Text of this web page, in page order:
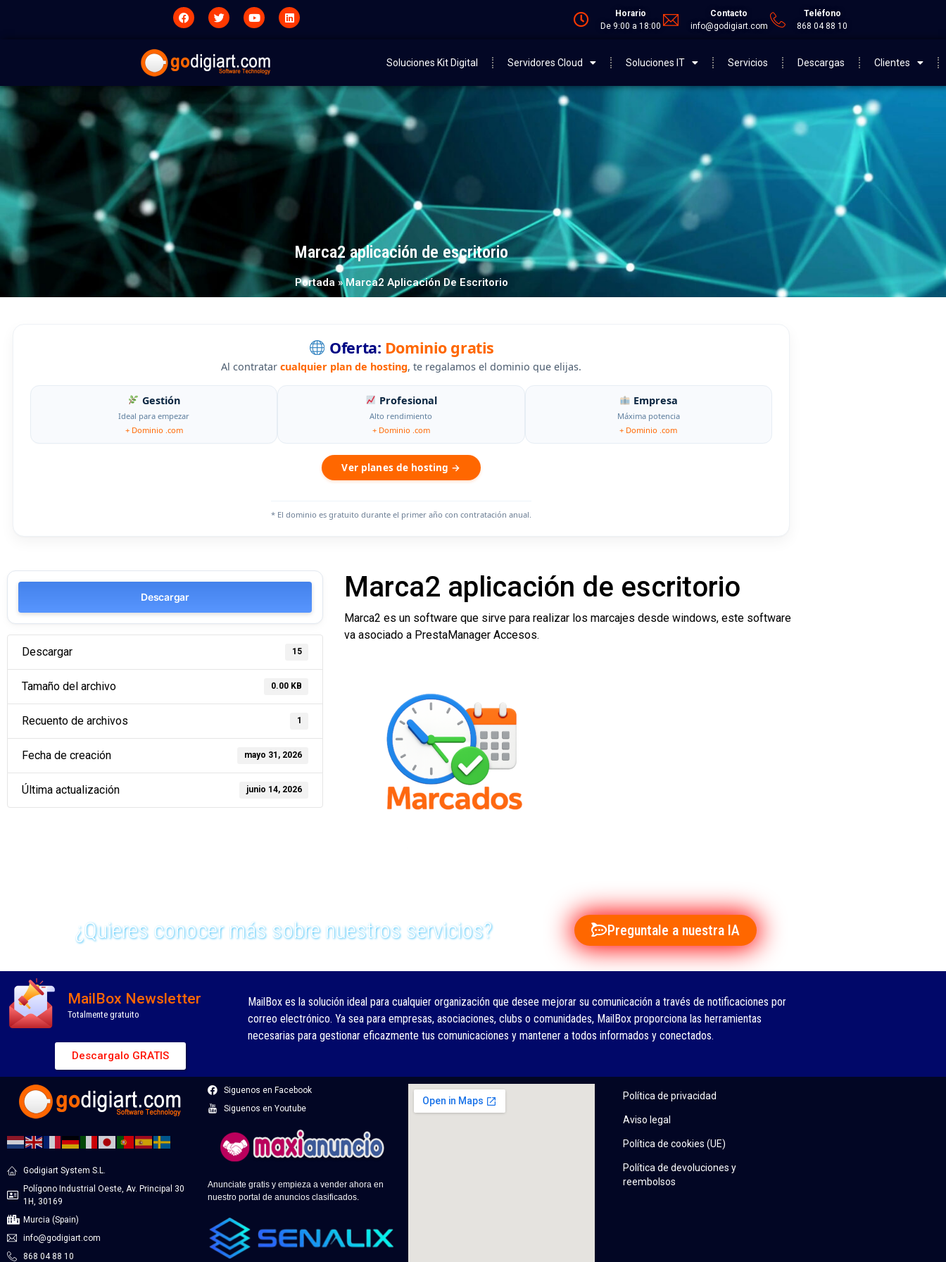
Horario
De 9:00 a 18:00
Contacto
info@godigiart.com
Teléfono
868 04 88 10
Soluciones Kit Digital Servidores Cloud Soluciones IT Servicios Descargas Clientes
Marca2 aplicación de escritorio
Portada»Marca2 Aplicación De Escritorio
Oferta: Dominio gratis
Al contratar cualquier plan de hosting, te regalamos el dominio que elijas.
Gestión
Ideal para empezar
+ Dominio .com
Profesional
Alto rendimiento
+ Dominio .com
Empresa
Máxima potencia
+ Dominio .com
Ver planes de hosting →
* El dominio es gratuito durante el primer año con contratación anual.
Descargar
Descargar 15
Tamaño del archivo 0.00 KB
Recuento de archivos 1
Fecha de creación mayo 31, 2026
Última actualización junio 14, 2026
Marca2 aplicación de escritorio
Marca2 es un software que sirve para realizar los marcajes desde windows, este software
va asociado a PrestaManager Accesos.
¿Quieres conocer más sobre nuestros servicios? Preguntale a nuestra IA
MailBox Newsletter
Totalmente gratuito
Descargalo GRATIS
MailBox es la solución ideal para cualquier organización que desee mejorar su comunicación a través de notificaciones por
correo electrónico. Ya sea para empresas, asociaciones, clubs o comunidades, MailBox proporciona las herramientas
necesarias para gestionar eficazmente tus comunicaciones y mantener a todos informados y conectados.
Godigiart System S.L.
Polígono Industrial Oeste, Av. Principal 30
1H, 30169
Murcia (Spain)
info@godigiart.com
868 04 88 10
Siguenos en Facebook
Siguenos en Youtube
Anunciate gratis y empieza a vender ahora en
nuestro portal de anuncios clasificados.
Política de privacidad
Aviso legal
Política de cookies (UE)
Política de devoluciones y
reembolsos